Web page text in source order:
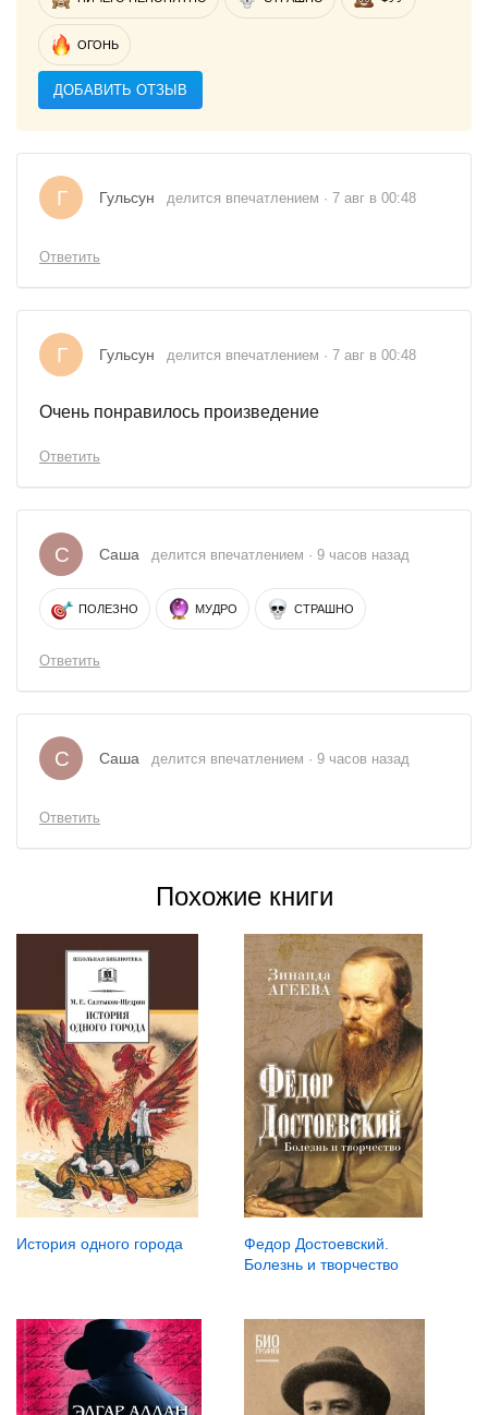
ОГОНЬ
ДОБАВИТЬ ОТЗЫВ
Г Гульсун делится впечатлением · 7 авг в 00:48
Ответить
Г Гульсун делится впечатлением · 7 авг в 00:48
Очень понравилось произведение
Ответить
С Саша делится впечатлением · 9 часов назад
ПОЛЕЗНО МУДРО СТРАШНО
Ответить
С Саша делится впечатлением · 9 часов назад
Ответить
Похожие книги
История одного города
Федор Достоевский.
Болезнь и творчество